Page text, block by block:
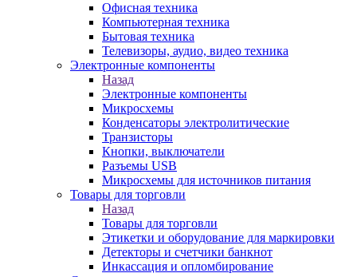
Офисная техника
Компьютерная техника
Бытовая техника
Телевизоры, аудио, видео техника
Электронные компоненты
Назад
Электронные компоненты
Микросхемы
Конденсаторы электролитические
Транзисторы
Кнопки, выключатели
Разъемы USB
Микросхемы для источников питания
Товары для торговли
Назад
Товары для торговли
Этикетки и оборудование для маркировки
Детекторы и счетчики банкнот
Инкассация и опломбирование